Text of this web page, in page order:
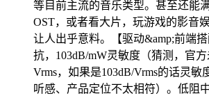
等目前主流的音乐类型。甚至还能
OST，或者看大片，玩游戏的影音
让人出乎意料。【驱动&amp;前端
抗，103dB/mW灵敏度（猜测，官
Vrms，如果是103dB/Vrms的话灵敏
听感、产品定位不太相符）。低阻